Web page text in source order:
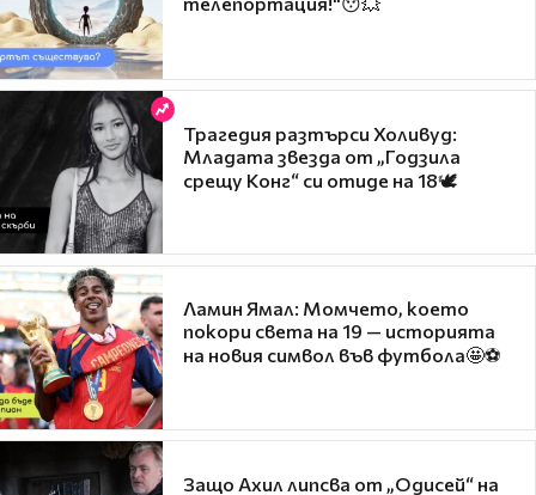
Трагедия разтърси Холивуд:
Младата звезда от „Годзила
срещу Конг“ си отиде на 18🕊️
Ламин Ямал: Момчето, което
покори света на 19 — историята
на новия символ във футбола🤩⚽
Защо Ахил липсва от „Одисей“ на